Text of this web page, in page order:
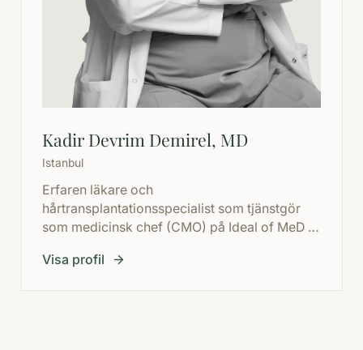
Kadir Devrim Demirel, MD
Istanbul
Erfaren läkare och
hårtransplantationsspecialist som tjänstgör
som medicinsk chef (CMO) på Ideal of MeD i
verksamheten och de högsta standarderna
Visa profil